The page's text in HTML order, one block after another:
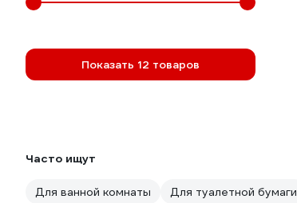
Показать 12 товаров
Часто ищут
Для ванной комнаты Для туалетной бумаги